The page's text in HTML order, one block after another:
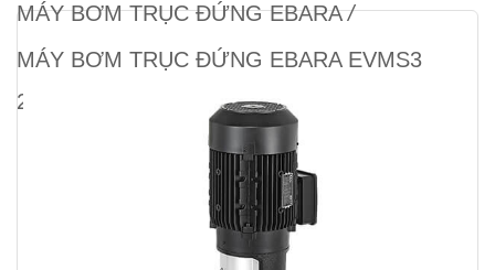
MÁY BƠM TRỤC ĐỨNG EBARA /
MÁY BƠM TRỤC ĐỨNG EBARA EVMS3
21F5/2.2